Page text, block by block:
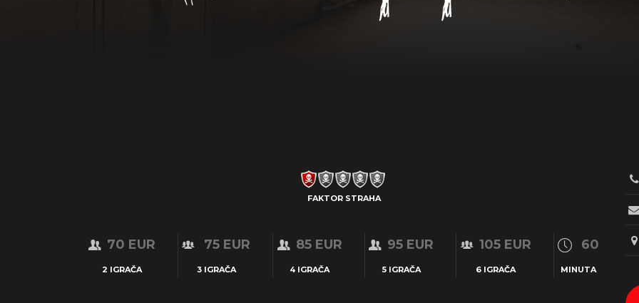
FAKTOR STRAHA
70 EUR
2 IGRAČA
75 EUR
3 IGRAČA
85 EUR
4 IGRAČA
95 EUR
5 IGRAČA
105 EUR
6 IGRAČA
60
MINUTA